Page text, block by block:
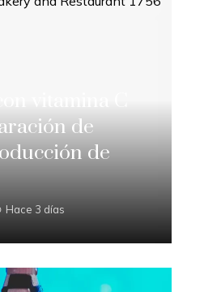
de
de
Hace 3 días